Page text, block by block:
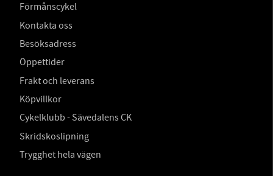
Förmånscykel
Kontakta oss
Besöksadress
Öppettider
Frakt och leverans
Köpvillkor
Cykelklubb - Sävedalens CK
Skridskoslipning
Trygghet hela vägen